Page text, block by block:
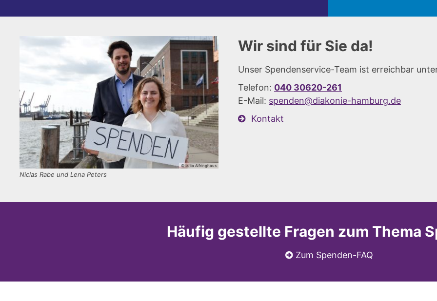
© Julia Alfringhaus
Niclas Rabe und Lena Peters
Wir sind für Sie da!
Unser Spendenservice-Team ist erreichbar
Telefon: 040 30620-261
E-Mail: spenden@diakonie-hamburg.de
Kontakt
Häufig gestellte Fragen zum Thema
Zum Spenden-FAQ